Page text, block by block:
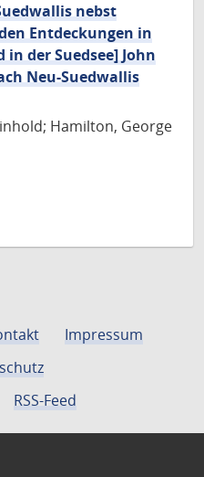
nebst
Entdeckungen in
der Suedsee] John
Neu-Suedwallis
Hamilton, George
Impressum
RSS-Feed